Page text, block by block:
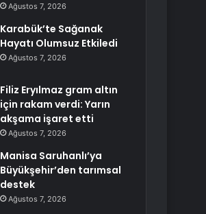
Ağustos 7, 2026
Karabük’te Sağanak
Hayatı Olumsuz Etkiledi
Ağustos 7, 2026
Filiz Eryılmaz gram altın
için rakam verdi: Yarın
akşama işaret etti
Ağustos 7, 2026
Manisa Saruhanlı’ya
Büyükşehir’den tarımsal
destek
Ağustos 7, 2026